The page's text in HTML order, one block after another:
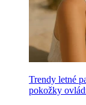
Trendy letné
pokožky